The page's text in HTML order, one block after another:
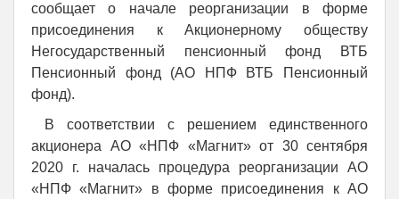
сообщает о начале реорганизации в форме
присоединения к Акционерному обществу
Негосударственный пенсионный фонд ВТБ
Пенсионный фонд (АО НПФ ВТБ Пенсионный
фонд).
В соответствии с решением единственного
акционера АО «НПФ «Магнит» от 30 сентября
2020 г. началась процедура реорганизации АО
«НПФ «Магнит» в форме присоединения к АО